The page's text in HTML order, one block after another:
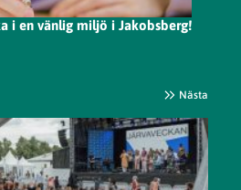
i en vänlig miljö i Jakobsberg!
Nästa